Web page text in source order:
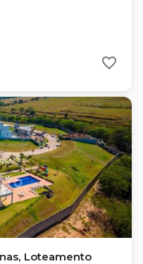
Loteamento